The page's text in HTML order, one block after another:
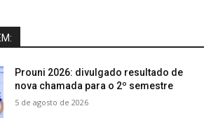
Prouni 2026: divulgado resultado de
nova chamada para o 2º semestre
5 de agosto de 2026